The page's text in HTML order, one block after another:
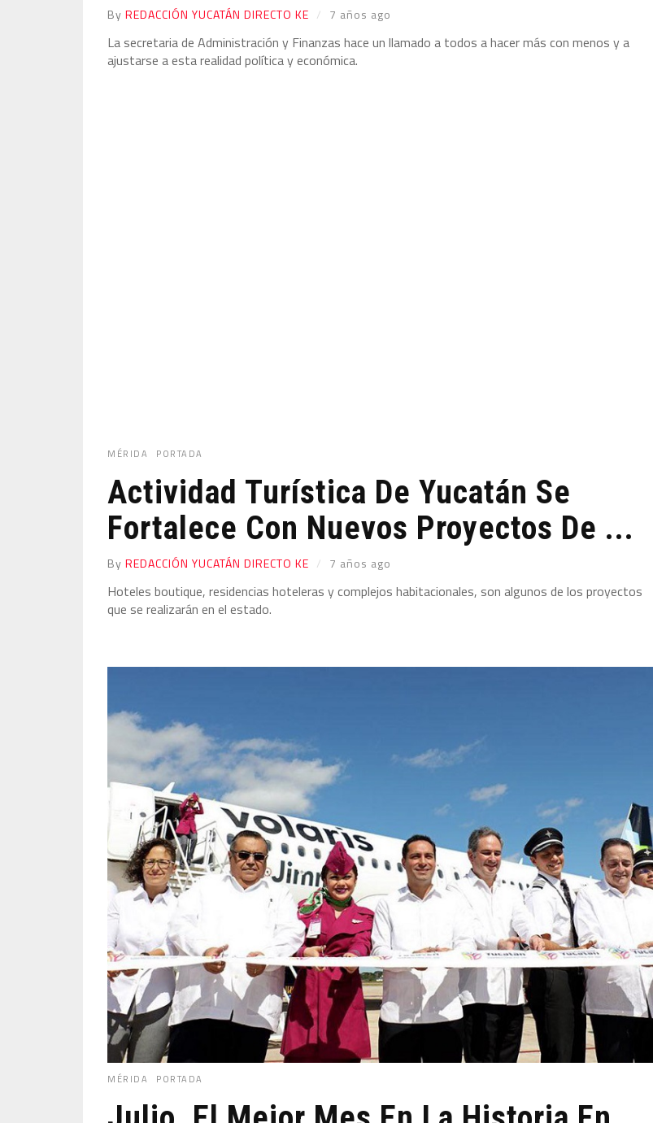
By REDACCIÓN YUCATÁN DIRECTO KE 7 años ago
La secretaria de Administración y Finanzas hace un llamado a todos a hacer más con menos y a
ajustarse a esta realidad política y económica.
MÉRIDA PORTADA
Actividad Turística De Yucatán Se
Fortalece Con Nuevos Proyectos De ...
By REDACCIÓN YUCATÁN DIRECTO KE 7 años ago
Hoteles boutique, residencias hoteleras y complejos habitacionales, son algunos de los proyectos
que se realizarán en el estado.
MÉRIDA PORTADA